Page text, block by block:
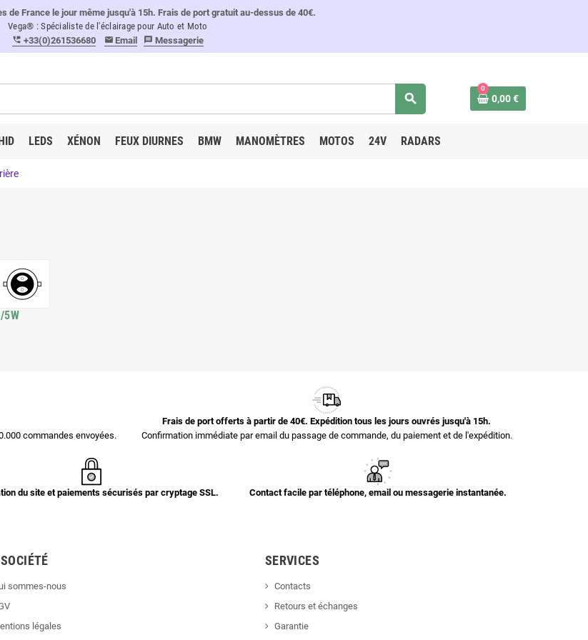
de France le jour même jusqu'à 15h. Frais de port gratuit au-dessus de 40€.
Vega® : Spécialiste de l'éclairage pour Auto et Moto
perm_phone_msg +33(0)261536680 email Email message Messagerie
search
0
0,00 €
LEDS XÉNON FEUX DIURNES BMW MANOMÈTRES MOTOS 24V RADARS
5W
commandes envoyées.
Frais de port offerts à partir de 40€. Expédition tous les jours ouvrés jusqu'à 15h.
Confirmation immédiate par email du passage de commande, du paiement et de l'expédition.
du site et paiements sécurisés par cryptage SSL. Contact facile par téléphone, email ou messagerie instantanée.
sommes-nous
légales
SERVICES
Contacts
Retours et échanges
Garantie